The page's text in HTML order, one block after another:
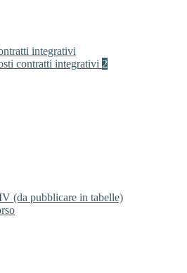
integrativi
contratti integrativi 2
(da pubblicare in tabelle)